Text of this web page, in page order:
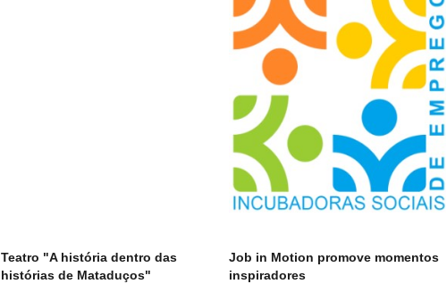
Teatro "A história dentro das
histórias de Mataduços"
Job in Motion promove momentos
inspiradores